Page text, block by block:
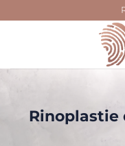
Rinoplastie